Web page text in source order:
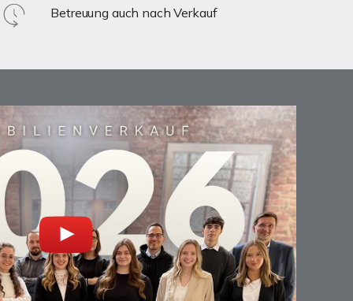
Betreuung auch nach Verkauf